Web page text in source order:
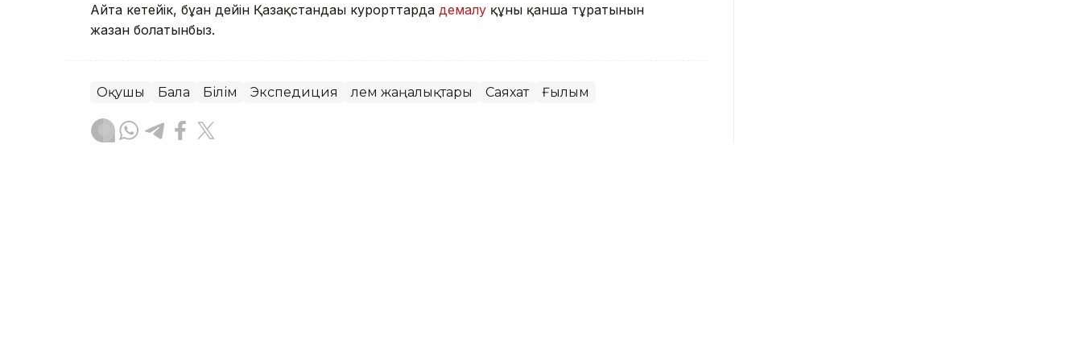
Айта кетейік, бұған дейін Қазақстандағы курорттарда демалу құны қанша тұратынын
жазған болатынбыз.
Оқушы Бала Білім Экспедиция Әлем жаңалықтары Саяхат Ғылым